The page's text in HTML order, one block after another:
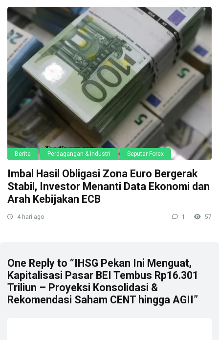
Berita Perdagangan & Industri Seputar Forex
Imbal Hasil Obligasi Zona Euro Bergerak
Stabil, Investor Menanti Data Ekonomi dan
Arah Kebijakan ECB
4 hari ago 1 57
One Reply to “IHSG Pekan Ini Menguat,
Kapitalisasi Pasar BEI Tembus Rp16.301
Triliun – Proyeksi Konsolidasi &
Rekomendasi Saham CENT hingga AGII”